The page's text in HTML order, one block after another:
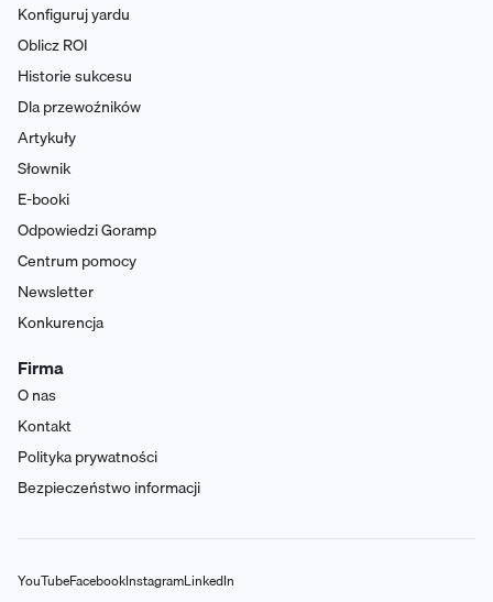
Konfiguruj yardu
Oblicz ROI
Historie sukcesu
Dla przewoźników
Artykuły
Słownik
E-booki
Odpowiedzi Goramp
Centrum pomocy
Newsletter
Konkurencja
Firma
O nas
Kontakt
Polityka prywatności
Bezpieczeństwo informacji
YouTubeFacebookInstagramLinkedIn